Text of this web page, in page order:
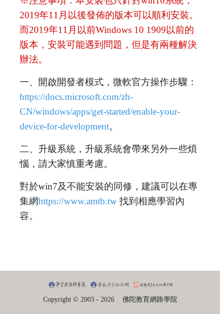
2019年11月以後發佈的版本可以順利安裝。
而2019年11月以前Windows 10 1909以前的
版本，安裝可能遇到問題，但是有兩種解決
辦法。
一、開啟開發者模式，微軟官方操作步驟：
https://docs.microsoft.com/zh-
CN/windows/apps/get-started/enable-your-
device-for-development。
二、升級系統，升級系統會帶來另外一些煩
惱，請大家慎重考慮。
對於win7及不能安裝的同修，建議可以在專
集網https://www.amtb.tw 找到相應學習內
容。
Copyright © 2003 - 2026 佛陀教育網路學院